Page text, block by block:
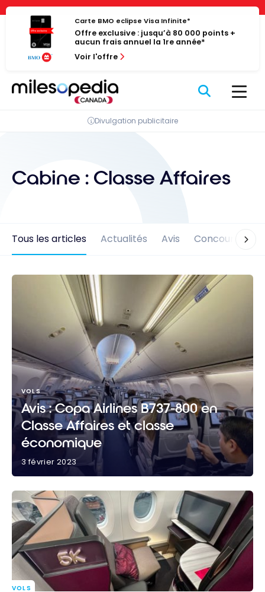
Panneau de gestion des cookies
Passer
contenu
Carte BMO eclipse Visa Infinite*
Offre exclusive : jusqu’à 80 000 points +
aucun frais annuel la 1re année*
Voir l'offre
Divulgation publicitaire
Cabine : Classe Affaires
Tous les articles Actualités Avis Concours
classe économique
VOLS
Avis : Copa Airlines B737-800 en
Classe Affaires et classe
économique
3 février 2023
VOLS